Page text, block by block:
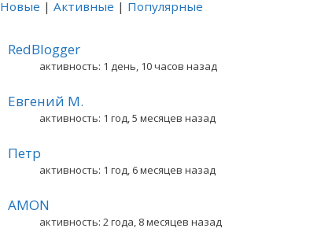
Новые | Активные | Популярные
RedBlogger
активность: 1 день, 10 часов назад
Евгений М.
активность: 1 год, 5 месяцев назад
Петр
активность: 1 год, 6 месяцев назад
AMON
активность: 2 года, 8 месяцев назад